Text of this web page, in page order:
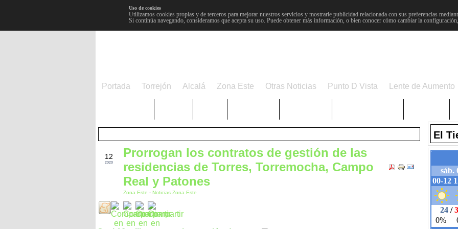
Uso de cookies
Utilizamos cookies propias y de terceros para mejorar nuestros servicios y mostrarle publicidad relacionada con sus preferencias
Si continúa navegando, consideramos que acepta su uso. Puede obtener más información, o bien conocer cómo cambiar la
Portada Torrejón Alcalá Zona Este Otras Noticias Punto D Vista Lente de Aumento
12
2020
Prorrogan los contratos de gestión de las
residencias de Torres, Torremocha, Campo
Real y Patones
Zona Este - Noticias Zona Este
El